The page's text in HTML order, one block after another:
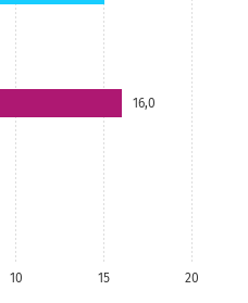
10 15 20
16,0